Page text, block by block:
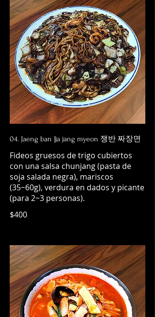
04. Jaeng ban Jja jang myeon 쟁반 짜장면
Fideos gruesos de trigo cubiertos
con una salsa chunjang​ (pasta de
soja salada negra), mariscos
(35~60g), verdura en dados y picante
(para 2~3 personas).
$400